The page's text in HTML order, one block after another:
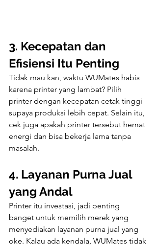
3. Kecepatan dan
Efisiensi Itu Penting
Tidak mau kan, waktu WUMates habis
karena printer yang lambat? Pilih
printer dengan kecepatan cetak tinggi
supaya produksi lebih cepat. Selain itu,
cek juga apakah printer tersebut hemat
energi dan bisa bekerja lama tanpa
masalah.
4. Layanan Purna Jual
yang Andal
Printer itu investasi, jadi penting
banget untuk memilih merek yang
menyediakan layanan purna jual yang
oke. Kalau ada kendala, WUMates tidak